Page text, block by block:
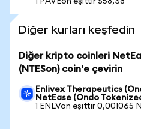
Diğer kurları keşfedin
Diğer kripto coinleri
(NTESon) coin'e çevirin
Enlivex Therapeutics
NetEase (Ondo
1 ENLVon eşittir 0,001065